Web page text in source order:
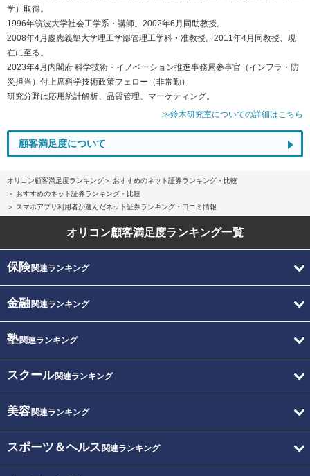
学）取得。
1996年筑波大学社会工学系・講師。2002年6月同助教授。
2008年4月慶應義塾大学理工学部管理工学科・准教授。2011年4月同教授、現
在に至る。
2023年4月内閣府 科学技術・イノベーション推進事務局参事官（インフラ・防
災担当）付上席科学技術政策フェロー（非常勤）
研究分野は応用統計解析、品質管理、マーケティング。
≫鈴木研究室についての詳細はこちら
顧客満足度について
オリコン顧客満足度ランキング
おすすめのネット証券ランキング・比較
おすすめのネット証券ランキング・比較
スマホアプリ利用者が選んだネット証券ランキング・口コミ情報
オリコン顧客満足度ランキング一覧
保険関連ランキング
金融関連ランキング
塾関連ランキング
スクール関連ランキング
美容関連ランキング
スポーツ＆ヘルス 関連ランキング